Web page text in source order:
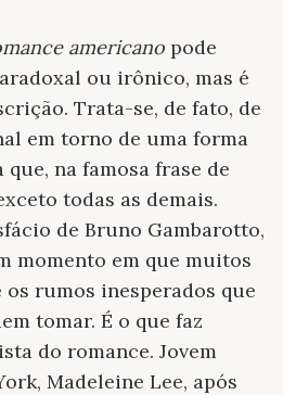
americano pode
ou irônico, mas é
Trata-se, de fato, de
em torno de uma forma
na famosa frase de
todas as demais.
de Bruno Gambarotto,
momento em que muitos
rumos inesperados que
tomar. É o que faz
do romance. Jovem
Madeleine Lee, após